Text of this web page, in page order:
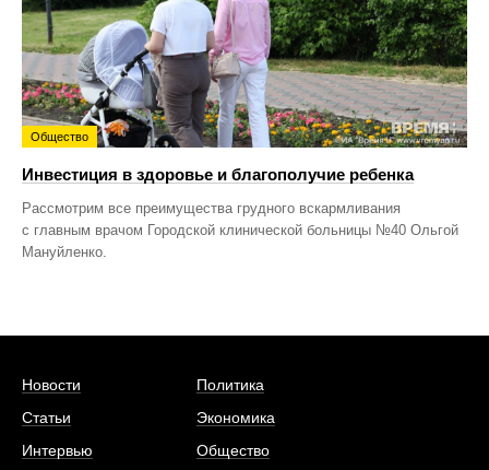
Общество
Инвестиция в здоровье и благополучие ребенка
Рассмотрим все преимущества грудного вскармливания
с главным врачом Городской клинической больницы №40 Ольгой
Мануйленко.
Новости
Статьи
Интервью
Политика
Экономика
Общество